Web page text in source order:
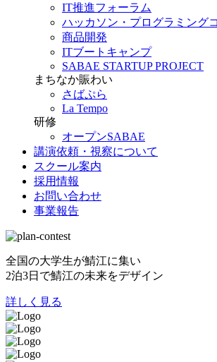
IT推進フォーラム
ハッカソン・プログラミング
商品開発
ITブートキャンプ
SABAE STARTUP PROJECT
まちなか賑わい
さばぷら
La Tempo
研修
オープンSABAE
講演依頼・視察について
スクール案内
採用情報
お問い合わせ
事業報告
全国の大学生が鯖江に集い
2泊3日で鯖江の未来をデザイン
詳しく見る